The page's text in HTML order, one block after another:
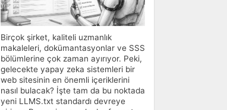
Birçok şirket, kaliteli uzmanlık
makaleleri, dokümantasyonlar ve SSS
bölümlerine çok zaman ayırıyor. Peki,
gelecekte yapay zeka sistemleri bir
web sitesinin en önemli içeriklerini
nasıl bulacak? İşte tam da bu noktada
yeni LLMS.txt standardı devreye